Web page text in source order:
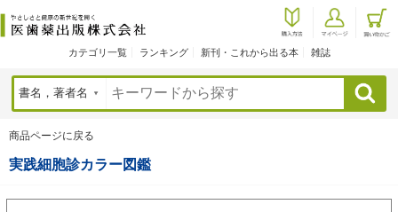
カテゴリ一覧 ランキング 新刊・これから出る本 雑誌
検索
商品ページに戻る
実践細胞診カラー図鑑